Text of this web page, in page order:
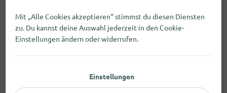
Starte einen kostenlosen Suchauftrag. Wir fragen
passende Händler an und melden Antworten per E-
Mail.
Mit „Alle Cookies akzeptieren“ stimmst du diesen Diensten
zu. Du kannst deine Auswahl jederzeit in den Cookie-
Einstellungen ändern oder widerrufen.
Einstellungen